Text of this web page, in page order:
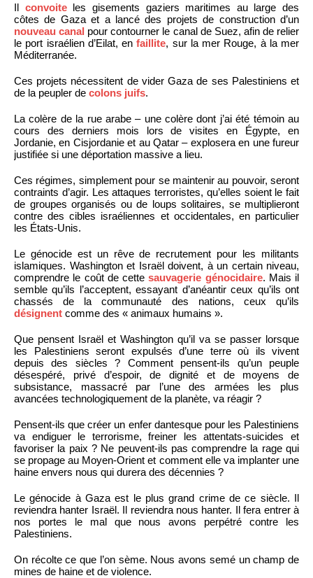
Il convoiteles gisements gaziers maritimes au large des
côtes de Gaza et a lancé des projets de construction d’un
nouveau canal pour contourner le canal de Suez, afin de relier
le port israélien d’Eilat, enfaillite, sur la mer Rouge, à la mer
Méditerranée.
Ces projets nécessitent de vider Gaza de ses Palestiniens et
de la peupler de colons juifs.
La colère de la rue arabe – une colère dont j’ai été témoin au
cours des derniers mois lors de visites en Égypte, en
Jordanie, en Cisjordanie et au Qatar – explosera en une fureur
justifiée si une déportation massive a lieu.
Ces régimes, simplement pour se maintenir au pouvoir, seront
contraints d’agir. Les attaques terroristes, qu’elles soient le fait
de groupes organisés ou de loups solitaires, se multiplieront
contre des cibles israéliennes et occidentales, en particulier
les États-Unis.
Le génocide est un rêve de recrutement pour les militants
islamiques. Washington et Israël doivent, à un certain niveau,
comprendre le coût de cettesauvagerie génocidaire. Mais il
semble qu’ils l’acceptent, essayant d’anéantir ceux qu’ils ont
chassés de la communauté des nations, ceux qu’ils
désignent comme des « animaux humains ».
Que pensent Israël et Washington qu’il va se passer lorsque
les Palestiniens seront expulsés d’une terre où ils vivent
depuis des siècles ? Comment pensent-ils qu’un peuple
désespéré, privé d’espoir, de dignité et de moyens de
subsistance, massacré par l’une des armées les plus
avancées technologiquement de la planète, va réagir ?
Pensent-ils que créer un enfer dantesque pour les Palestiniens
va endiguer le terrorisme, freiner les attentats-suicides et
favoriser la paix ? Ne peuvent-ils pas comprendre la rage qui
se propage au Moyen-Orient et comment elle va implanter une
haine envers nous qui durera des décennies ?
Le génocide à Gaza est le plus grand crime de ce siècle. Il
reviendra hanter Israël. Il reviendra nous hanter. Il fera entrer à
nos portes le mal que nous avons perpétré contre les
Palestiniens.
On récolte ce que l’on sème. Nous avons semé un champ de
mines de haine et de violence.